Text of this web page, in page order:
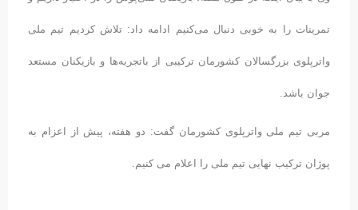
تمرینات را به خوبی دنبال می‌کنیم ادامه داد: تلاش کردیم تیم ملی
واترپلوی بزرگسالان کشورمان ترکیبی از باتجربه‌ها و بازیکنان مستعد
جوان باشد.
مربی تیم ملی واترپلوی کشورمان گفت: دو هفته، پیش از اعزام به
پوژان ترکیب نهایی تیم ملی را اعلام می کنیم.